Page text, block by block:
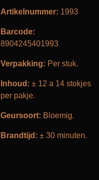
Artikelnummer: 1993
Barcode:
8904245401993
Verpakking: Per stuk.
Inhoud: ± 12 a 14 stokjes
per pakje.
Geursoort: Bloemig.
Brandtijd: ± 30 minuten.